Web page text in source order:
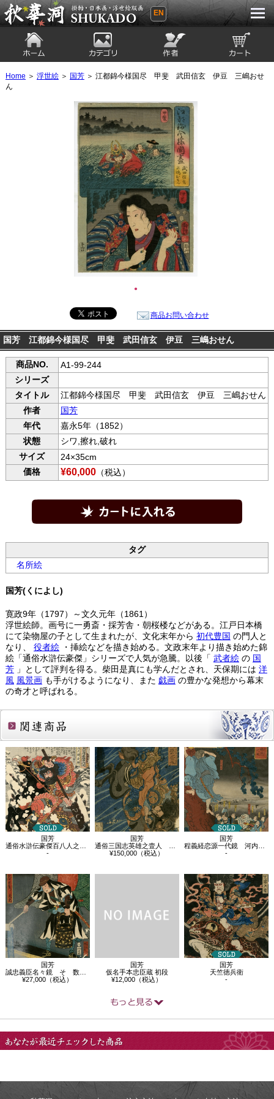
秋華洞 SHUKADO 掛軸・日本画・浮世
EN
Home ＞ 浮世絵＞ 国芳＞ 江都錦今様国尽 甲斐 武田信玄 伊豆 三嶋おせ
ん
●
商品お問い合わせ
国芳 江都錦今様国尽 甲斐 武田信玄 伊豆 三嶋おせん
商品NO.
A1-99-244
シリーズ
タイトル
江都錦今様国尽 甲斐 武田信玄 伊豆 三嶋おせん
作者
国芳
年代
嘉永5年（1852）
状態
シワ,擦れ,破れ
サイズ
24×35cm
価格
¥60,000（税込）
タグ
名所絵
国芳(くによし)
寛政9年（1797）～文久元年（1861）
浮世絵師。画号に一勇斎・採芳舎・朝桜楼などがある。江戸日本橋
にて染物屋の子として生まれたが、文化末年から 初代豊国 の門人と
なり、 役者絵・挿絵などを描き始める。文政末年より描き始めた錦
絵「通俗水滸伝豪傑」シリーズで人気が急騰。以後「 武者絵の 国
芳」として評判を得る。柴田是真にも学んだとされ、天保期には 洋
風 風景画も手がけるようになり、また 戯画の豊かな発想から幕末
の奇才と呼ばれる。
関連商品
国芳
通俗水滸伝豪傑百八人之一個 急先鋒索超
-
国芳
通俗三国志英雄之壹人 玄徳越壇渓
¥150,000（税込）
国芳
程義経恋源一代鏡 河内覚定 熊坂入道長範
-
国芳
誠忠義臣名々鏡 そ 数田新右衛門武尭
¥27,000（税込）
国芳
仮名手本忠臣蔵 初段
¥12,000（税込）
国芳
天竺徳兵衛
-